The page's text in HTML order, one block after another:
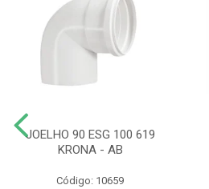
JOELHO 90 ESG 100 619
KRONA - AB
Código: 10659